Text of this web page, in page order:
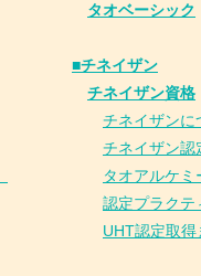
タオベーシック
■チネイザン
チネイザン資格
チネイザンに
チネイザン認
タオアルケ
認定プラクテ
UHT認定取得